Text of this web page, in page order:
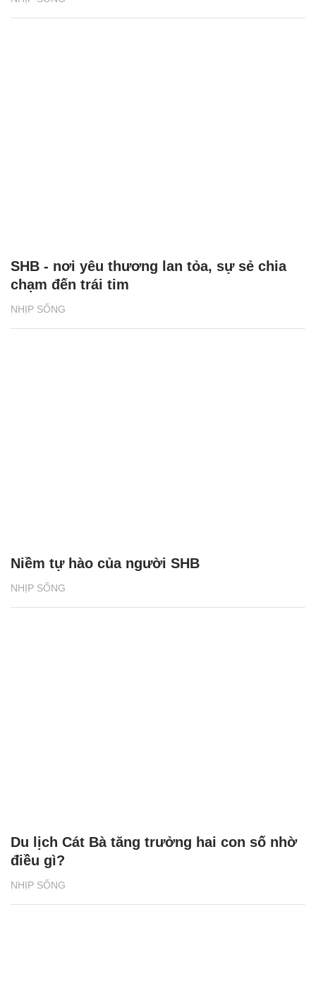
NHỊP SỐNG
SHB - nơi yêu thương lan tỏa, sự sẻ chia
chạm đến trái tim
NHỊP SỐNG
Niềm tự hào của người SHB
NHỊP SỐNG
Du lịch Cát Bà tăng trưởng hai con số nhờ
điều gì?